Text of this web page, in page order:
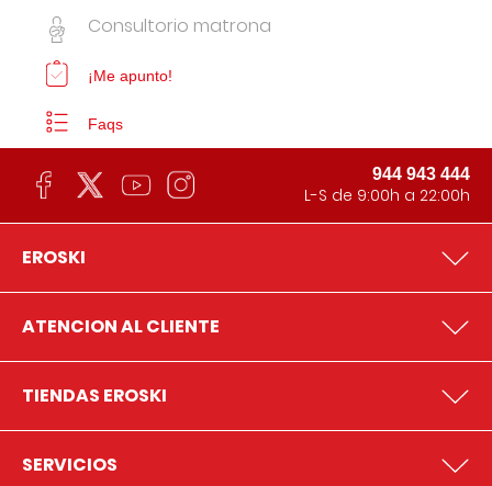
Consultorio matrona
¡Me apunto!
Faqs
944 943 444
L-S de 9:00h a 22:00h
EROSKI
ATENCION AL CLIENTE
TIENDAS EROSKI
SERVICIOS